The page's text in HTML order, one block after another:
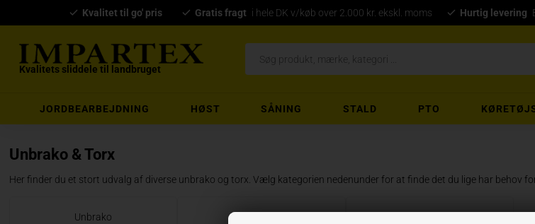
Kvalitet til go' pris Gratis fragt i hele DK v/køb over 2.000 kr. ekskl. moms Hurtig levering
Kvalitets sliddele til landbruget
JORDBEARBEJDNING HØST SÅNING STALD PTO
Unbrako & Torx
Her finder du et stort udvalg af diverse unbrako og torx. Vælg kategorien nedenunder for at finde det du lige har behov
Unbrako